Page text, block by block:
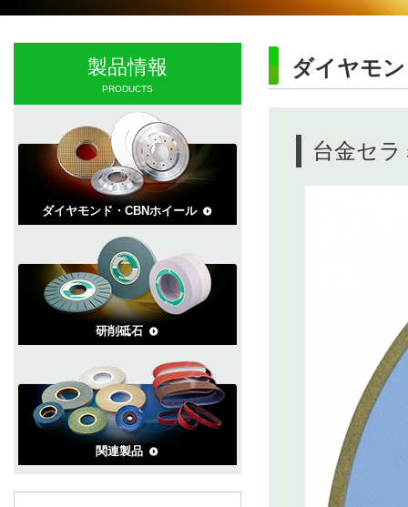
ダイヤモ
台金セ
製品情報
PRODUCTS
ダイヤモンド・CBNホイール
研削砥石
関連製品